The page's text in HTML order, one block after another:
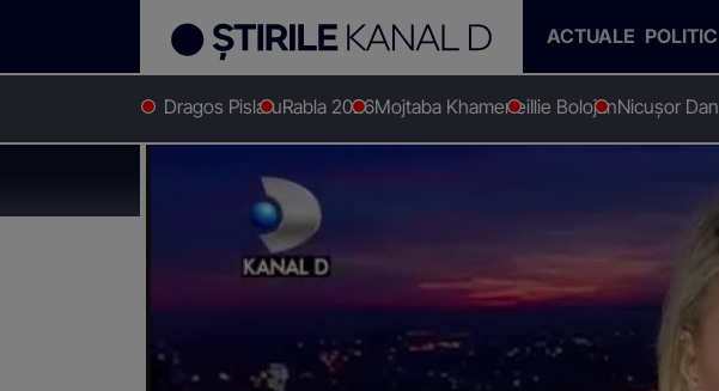
ACTUALE POLITIC
Dragos PislaruRabla 2026Mojtaba KhameneiIlie BolojanNicușor Dan
Stirile Kanal D Stiri actuale S-a închinat, apoi a furat
S-a închinat, apoi a furat